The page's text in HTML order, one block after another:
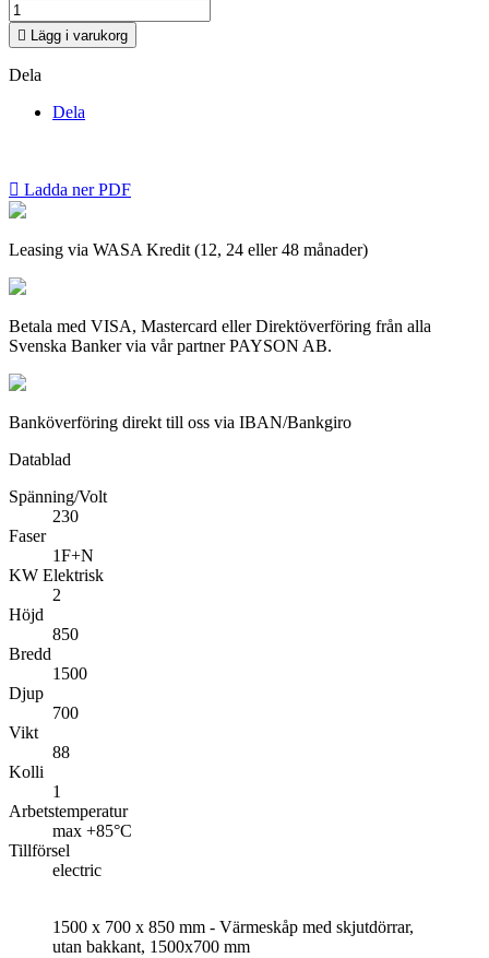
 Lägg i varukorg
Dela
Dela
 Ladda ner PDF
Leasing via WASA Kredit (12, 24 eller 48 månader)
Betala med VISA, Mastercard eller Direktöverföring från alla
Svenska Banker via vår partner PAYSON AB.
Banköverföring direkt till oss via IBAN/Bankgiro
Datablad
Spänning/Volt
230
Faser
1F+N
KW Elektrisk
2
Höjd
850
Bredd
1500
Djup
700
Vikt
88
Kolli
1
Arbetstemperatur
max +85°C
Tillförsel
electric
1500 x 700 x 850 mm - Värmeskåp med skjutdörrar,
utan bakkant, 1500x700 mm